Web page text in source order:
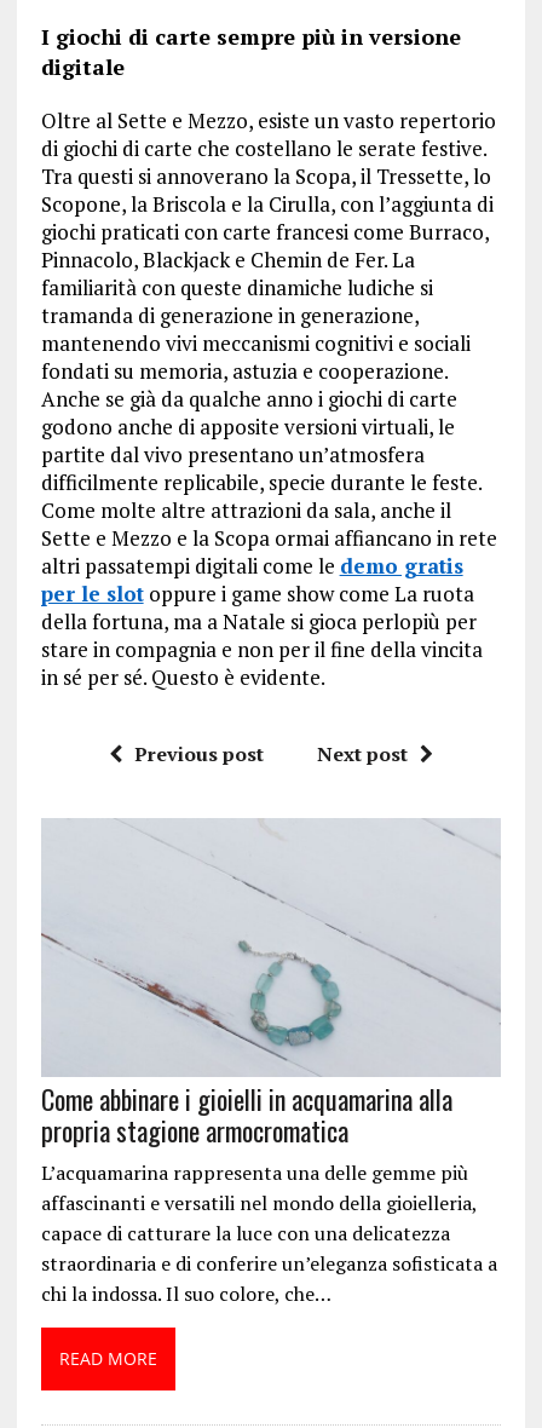
I giochi di cartesempre più inversione
digitale
Oltre al Sette e Mezzo, esiste un vasto repertorio
di giochi di carte che costellano le serate festive.
Tra questi si annoverano la Scopa, il Tressette, lo
Scopone, la Briscola e la Cirulla, con l’aggiunta di
giochi praticati con carte francesi come Burraco,
Pinnacolo, Blackjack e Chemin de Fer. La
familiarità con queste dinamiche ludiche si
tramanda di generazione in generazione,
mantenendo vivi meccanismi cognitivi e sociali
fondati su memoria, astuzia e cooperazione.
Anche se già da qualche anno i giochi di carte
godono anche di apposite versioni virtuali, le
partite dal vivo presentano un’atmosfera
difficilmente replicabile, specie durante le feste.
Come molte altre attrazioni da sala, anche il
Sette e Mezzo e la Scopa ormai affiancano in rete
altri passatempi digitali come le demo gratis
per le slotoppure i game show come La ruota
della fortuna, ma a Natale si gioca perlopiù per
stare in compagnia e non per il fine della vincita
in sé per sé. Questo è evidente.
Previous post Next post
Come abbinare i gioielli in acquamarina alla
propria stagione armocromatica
L’acquamarina rappresenta una delle gemme più
affascinanti e versatili nel mondo della gioielleria,
capace di catturare la luce con una delicatezza
straordinaria e di conferire un’eleganza sofisticata a
chi la indossa. Il suo colore, che…
READ MORE